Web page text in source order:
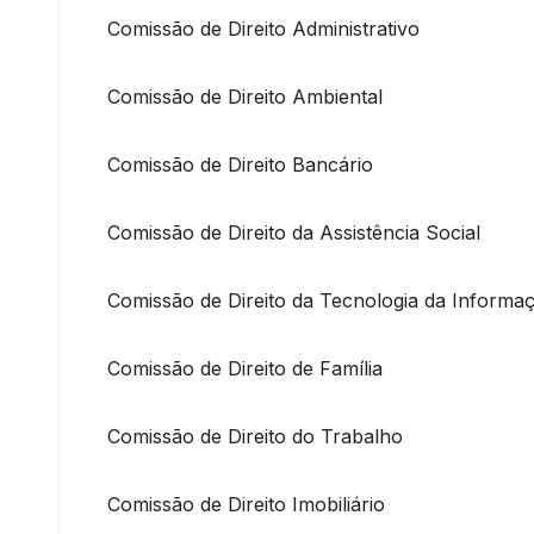
Comissão de Direito Administrativo
Comissão de Direito Ambiental
Comissão de Direito Bancário
Comissão de Direito da Assistência Social
Comissão de Direito da Tecnologia da
Comissão de Direito de Família
Comissão de Direito do Trabalho
Comissão de Direito Imobiliário